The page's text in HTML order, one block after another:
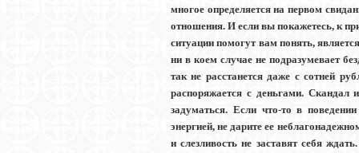
многое определяется на первом
отношения. И если вы покажетесь, к
ситуации помогут вам понять,
ни в коем случае не подразумевает
так не расстанется даже с сотней
распоряжается с деньгами. Скандал
задуматься. Если что-то в
энергией, не дарите ее
и слезливость не заставят себя